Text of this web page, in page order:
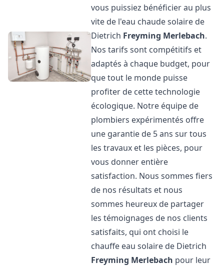
vous puissiez bénéficier au plus
vite de l'eau chaude solaire de
Dietrich Freyming Merlebach.
Nos tarifs sont compétitifs et
adaptés à chaque budget, pour
que tout le monde puisse
profiter de cette technologie
écologique. Notre équipe de
plombiers expérimentés offre
une garantie de 5 ans sur tous
les travaux et les pièces, pour
vous donner entière
satisfaction. Nous sommes fiers
de nos résultats et nous
sommes heureux de partager
les témoignages de nos clients
satisfaits, qui ont choisi le
chauffe eau solaire de Dietrich
Freyming Merlebach pour leur